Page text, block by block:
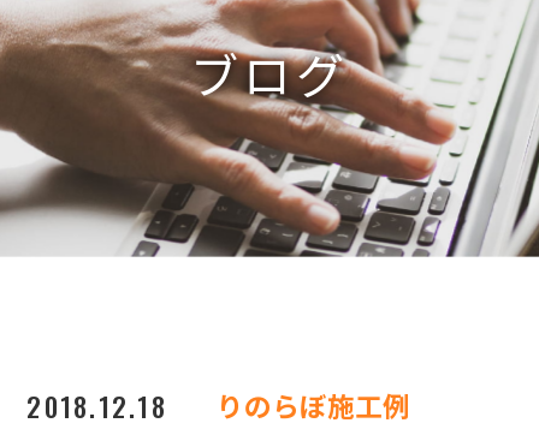
カクタニ
りのらぼ
お客様の声
カクタニのこだわり
会社概要
ブログ
2018.12.18 りのらぼ施工例